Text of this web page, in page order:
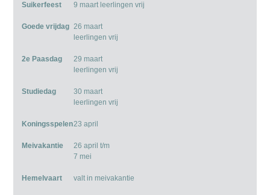
Suikerfeest 9 maart leerlingen vrij
Goede vrijdag 26 maart
leerlingen vrij
2e Paasdag
29 maart
leerlingen vrij
Studiedag
30 maart
leerlingen vrij
Koningsspelen23 april
Meivakantie
26 april t/m
7 mei
Hemelvaart valt in meivakantie